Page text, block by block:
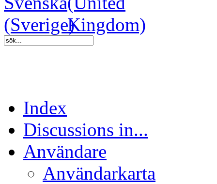
Index
Discussions in...
Användare
Användarkarta